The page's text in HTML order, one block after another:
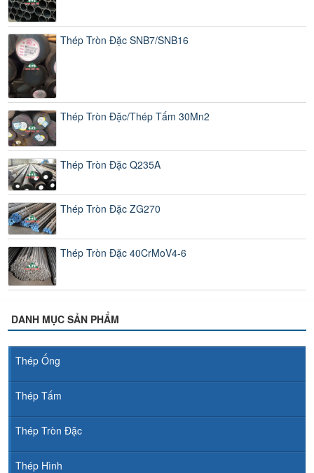
Thép Tròn Đặc SNB7/SNB16
Thép Tròn Đặc/Thép Tấm 30Mn2
Thép Tròn Đặc Q235A
Thép Tròn Đặc ZG270
Thép Tròn Đặc 40CrMoV4-6
DANH MỤC SẢN PHẨM
Thép Ống
Thép Tấm
Thép Tròn Đặc
Thép Hình